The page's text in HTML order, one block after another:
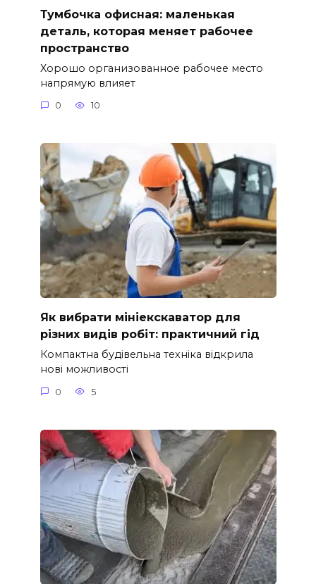
Тумбочка офисная: маленькая
деталь, которая меняет рабочее
пространство
Хорошо организованное рабочее место
напрямую влияет
0 10
Як вибрати мініекскаватор для
різних видів робіт: практичний гід
Компактна будівельна техніка відкрила
нові можливості
0 5